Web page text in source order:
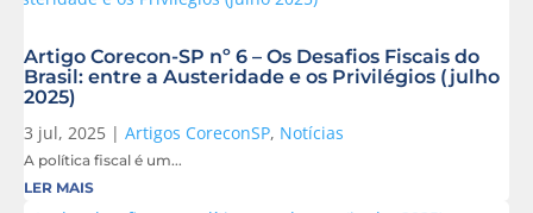
Artigo Corecon-SP nº 6 – Os Desafios Fiscais do
Brasil: entre a Austeridade e os Privilégios (julho
2025)
3 jul, 2025 | Artigos CoreconSP, Notícias
A política fiscal é um...
LER MAIS